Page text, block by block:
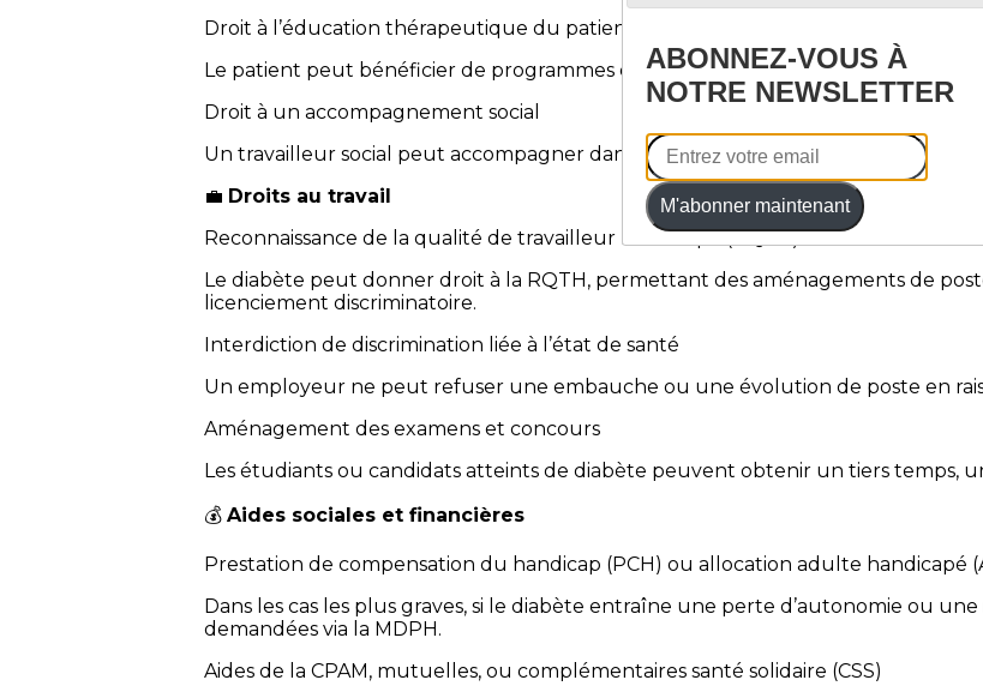
Droit à l’éducation thérapeutique du patient (ETP)
Le patient peut bénéficier de programmes d’ETP pour mieux comprendre et
Droit à un accompagnement social
Un travailleur social peut accompagner dans les démarches liées au handicap,
💼 Droits au travail
Reconnaissance de la qualité de travailleur handicapé (RQTH)
Le diabète peut donner droit à la RQTH, permettant des aménagements de
licenciement discriminatoire.
Interdiction de discrimination liée à l’état de santé
Un employeur ne peut refuser une embauche ou une évolution de poste en
Aménagement des examens et concours
Les étudiants ou candidats atteints de diabète peuvent obtenir un tiers temps,
💰 Aides sociales et financières
Prestation de compensation du handicap (PCH) ou allocation adulte handicapé
Dans les cas les plus graves, si le diabète entraîne une perte d’autonomie ou
demandées via la MDPH.
Aides de la CPAM, mutuelles, ou complémentaires santé solidaire (CSS)
ABONNEZ-VOUS À
NOTRE NEWSLETTER
M'abonner maintenant